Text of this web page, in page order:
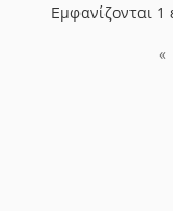
Εμφανίζονται
«